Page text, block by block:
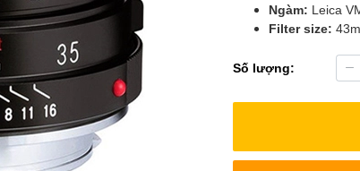
Ngàm: Leica
Filter size:
Số lượng: